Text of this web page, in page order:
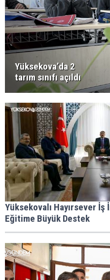
Yüksekova’da 2
tarım sınıfı açıldı
Yüksekovalı Hayırsever İş
Eğitime Büyük Destek